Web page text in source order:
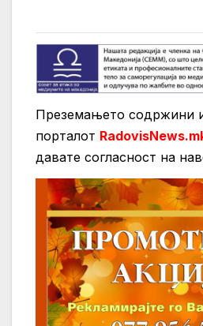
Преземањето содржини
порталот
давате согласност на